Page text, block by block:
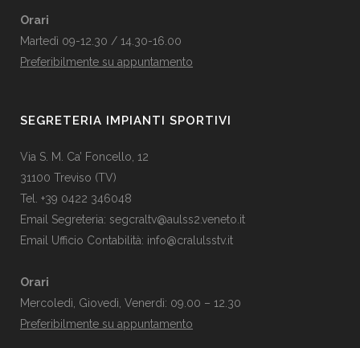
Orari
Martedì 09-12.30 / 14.30-16.00
Preferibilmente su appuntamento
SEGRETERIA IMPIANTI SPORTIVI
Via S. M. Ca’ Foncello, 12
31100 Treviso (TV)
Tel. +39 0422 346048
Email Segreteria: segcraltv@aulss2.veneto.it
Email Ufficio Contabilità: info@cralulsstv.it
Orari
Mercoledì, Giovedì, Venerdì: 09.00 – 12.30
Preferibilmente su appuntamento